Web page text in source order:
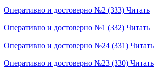
Оперативно и достоверно №2 (333) Читать
Оперативно и достоверно №1 (332) Читать
Оперативно и достоверно №24 (331) Читать
Оперативно и достоверно №23 (330) Читать